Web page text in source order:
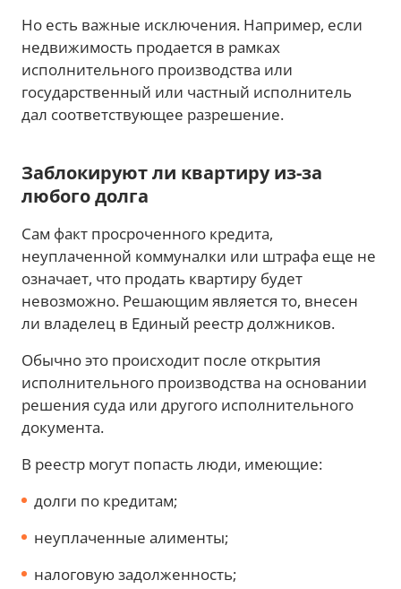
Но есть важные исключения. Например, если
недвижимость продается в рамках
исполнительного производства или
государственный или частный исполнитель
дал соответствующее разрешение.
Заблокируют ли квартиру из-за
любого долга
Сам факт просроченного кредита,
неуплаченной коммуналки или штрафа еще не
означает, что продать квартиру будет
невозможно. Решающим является то, внесен
ли владелец в Единый реестр должников.
Обычно это происходит после открытия
исполнительного производства на основании
решения суда или другого исполнительного
документа.
В реестр могут попасть люди, имеющие:
долги по кредитам;
неуплаченные алименты;
налоговую задолженность;